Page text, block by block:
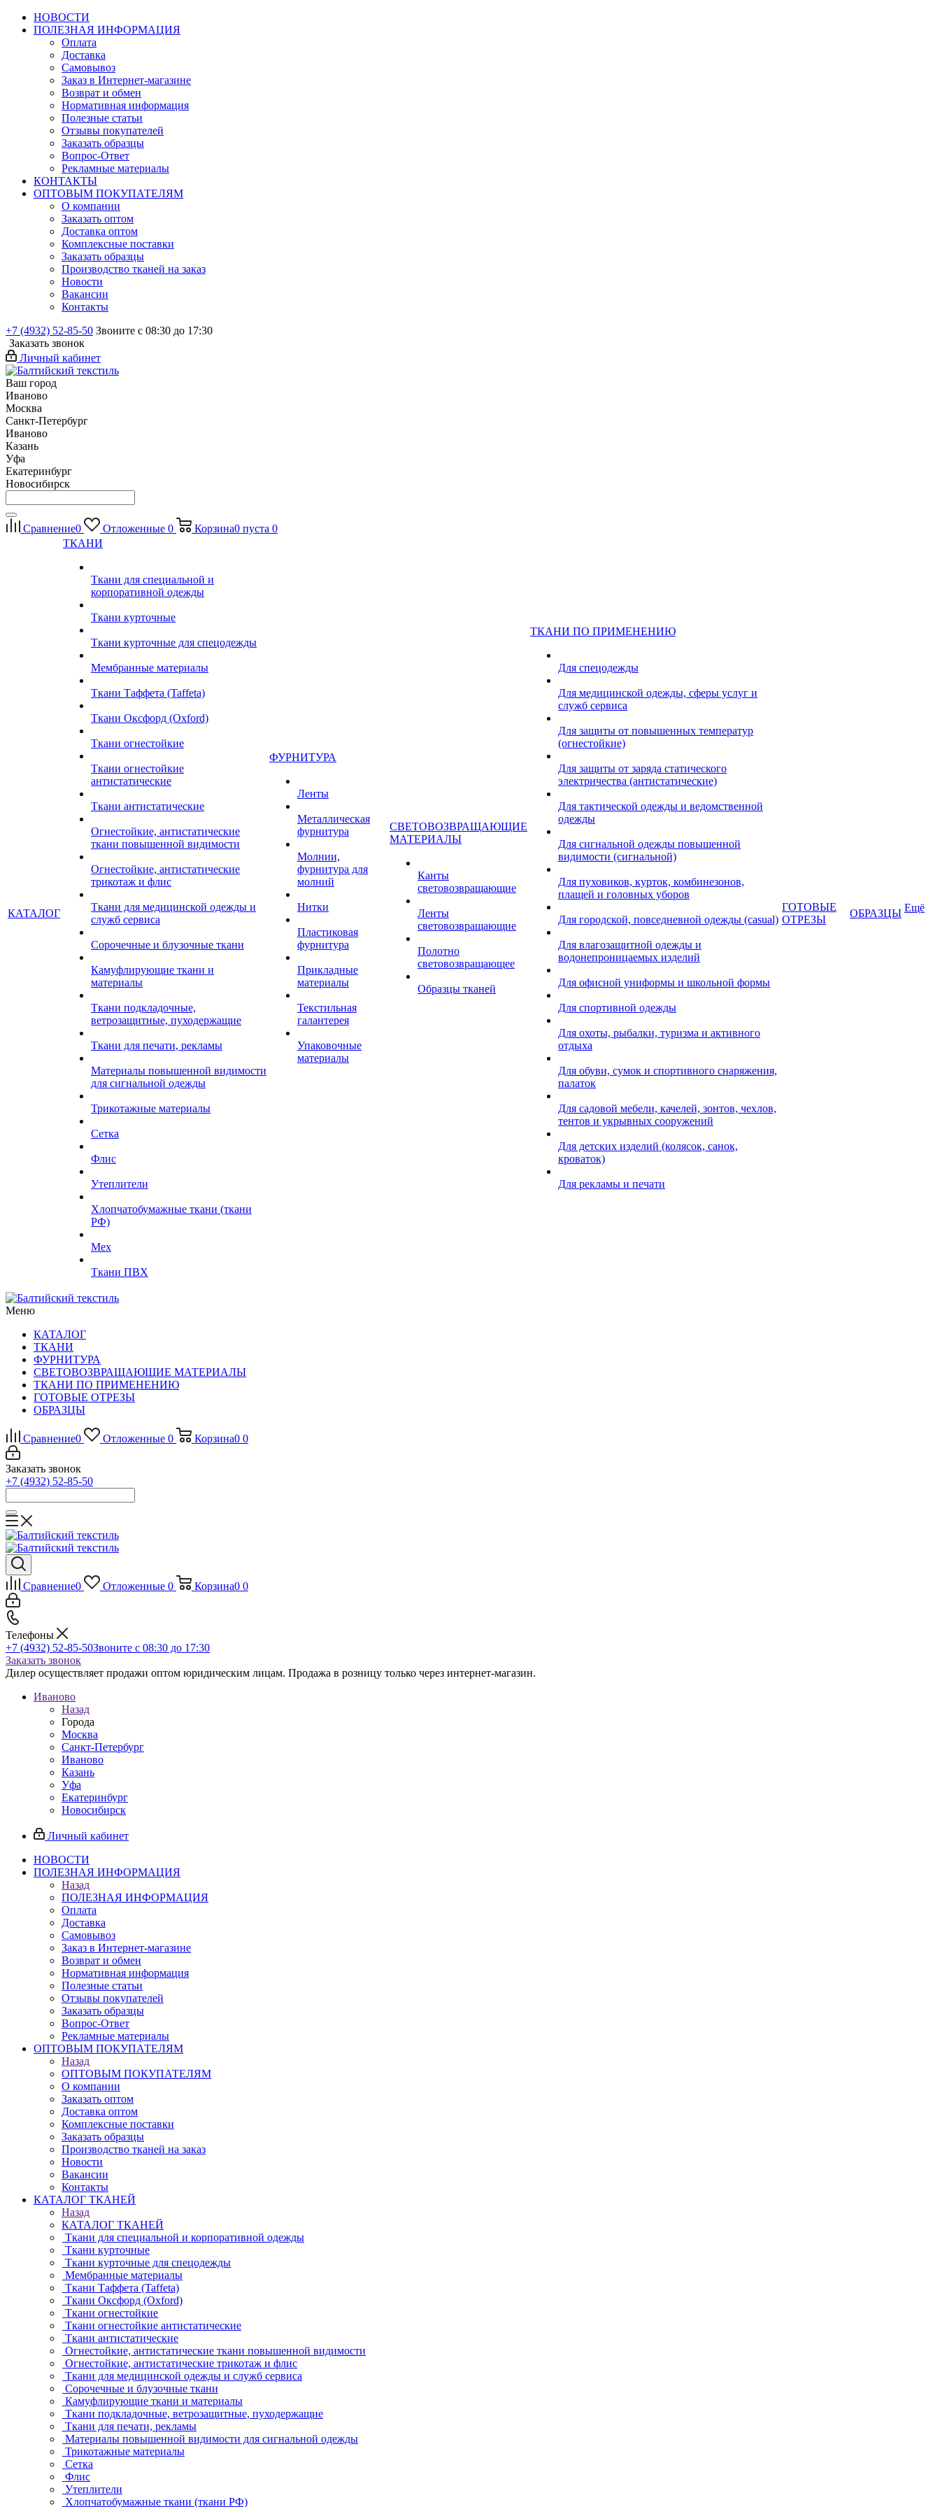
НОВОСТИ
ПОЛЕЗНАЯ ИНФОРМАЦИЯ
Оплата
Доставка
Самовывоз
Заказ в Интернет-магазине
Возврат и обмен
Нормативная информация
Полезные статьи
Отзывы покупателей
Заказать образцы
Вопрос-Ответ
Рекламные материалы
КОНТАКТЫ
ОПТОВЫМ ПОКУПАТЕЛЯМ
О компании
Заказать оптом
Доставка оптом
Комплексные поставки
Заказать образцы
Производство тканей на заказ
Новости
Вакансии
Контакты
+7 (4932) 52-85-50 Звоните с 08:30 до 17:30
Заказать звонок
Личный кабинет
Ваш город
Иваново
Москва
Санкт-Петербург
Иваново
Казань
Уфа
Екатеринбург
Новосибирск
Сравнение0 Отложенные 0 Корзина0 пуста 0
КАТАЛОГ
ТКАНИ
Ткани для специальной и
корпоративной одежды
Ткани курточные
Ткани курточные для спецодежды
Мембранные материалы
Ткани Таффета (Taffeta)
Ткани Оксфорд (Oxford)
Ткани огнестойкие
Ткани огнестойкие
антистатические
Ткани антистатические
Огнестойкие, антистатические
ткани повышенной видимости
Огнестойкие, антистатические
трикотаж и флис
Ткани для медицинской одежды и
служб сервиса
Сорочечные и блузочные ткани
Камуфлирующие ткани и
материалы
Ткани подкладочные,
ветрозащитные, пуходержащие
Ткани для печати, рекламы
Материалы повышенной видимости
для сигнальной одежды
Трикотажные материалы
Сетка
Флис
Утеплители
Хлопчатобумажные ткани (ткани
РФ)
Мех
Ткани ПВХ
ФУРНИТУРА
Ленты
Металлическая
фурнитура
Молнии,
фурнитура для
молний
Нитки
Пластиковая
фурнитура
Прикладные
материалы
Текстильная
галантерея
Упаковочные
материалы
СВЕТОВОЗВРАЩАЮЩИЕ
МАТЕРИАЛЫ
Канты
световозвращающие
Ленты
световозвращающие
Полотно
световозвращающее
Образцы тканей
ТКАНИ ПО ПРИМЕНЕНИЮ
Для спецодежды
Для медицинской одежды, сферы услуг и
служб сервиса
Для защиты от повышенных температур
(огнестойкие)
Для защиты от заряда статического
электричества (антистатические)
Для тактической одежды и ведомственной
одежды
Для сигнальной одежды повышенной
видимости (сигнальной)
Для пуховиков, курток, комбинезонов,
плащей и головных уборов
Для городской, повседневной одежды (casual)
Для влагозащитной одежды и
водонепроницаемых изделий
Для офисной униформы и школьной формы
Для спортивной одежды
Для охоты, рыбалки, туризма и активного
отдыха
Для обуви, сумок и спортивного снаряжения,
палаток
Для садовой мебели, качелей, зонтов, чехлов,
тентов и укрывных сооружений
Для детских изделий (колясок, санок,
кроваток)
Для рекламы и печати
ГОТОВЫЕ
ОТРЕЗЫ
ОБРАЗЦЫ Ещё
Меню
КАТАЛОГ
ТКАНИ
ФУРНИТУРА
СВЕТОВОЗВРАЩАЮЩИЕ МАТЕРИАЛЫ
ТКАНИ ПО ПРИМЕНЕНИЮ
ГОТОВЫЕ ОТРЕЗЫ
ОБРАЗЦЫ
Сравнение0 Отложенные 0 Корзина0 0
Заказать звонок
+7 (4932) 52-85-50
Сравнение0 Отложенные 0 Корзина0 0
Телефоны
+7 (4932) 52-85-50Звоните с 08:30 до 17:30
Заказать звонок
Дилер осуществляет продажи оптом юридическим лицам. Продажа в розницу только через интернет-магазин.
Иваново
Назад
Города
Москва
Санкт-Петербург
Иваново
Казань
Уфа
Екатеринбург
Новосибирск
Личный кабинет
НОВОСТИ
ПОЛЕЗНАЯ ИНФОРМАЦИЯ
Назад
ПОЛЕЗНАЯ ИНФОРМАЦИЯ
Оплата
Доставка
Самовывоз
Заказ в Интернет-магазине
Возврат и обмен
Нормативная информация
Полезные статьи
Отзывы покупателей
Заказать образцы
Вопрос-Ответ
Рекламные материалы
ОПТОВЫМ ПОКУПАТЕЛЯМ
Назад
ОПТОВЫМ ПОКУПАТЕЛЯМ
О компании
Заказать оптом
Доставка оптом
Комплексные поставки
Заказать образцы
Производство тканей на заказ
Новости
Вакансии
Контакты
КАТАЛОГ ТКАНЕЙ
Назад
КАТАЛОГ ТКАНЕЙ
Ткани для специальной и корпоративной одежды
Ткани курточные
Ткани курточные для спецодежды
Мембранные материалы
Ткани Таффета (Taffeta)
Ткани Оксфорд (Oxford)
Ткани огнестойкие
Ткани огнестойкие антистатические
Ткани антистатические
Огнестойкие, антистатические ткани повышенной видимости
Огнестойкие, антистатические трикотаж и флис
Ткани для медицинской одежды и служб сервиса
Сорочечные и блузочные ткани
Камуфлирующие ткани и материалы
Ткани подкладочные, ветрозащитные, пуходержащие
Ткани для печати, рекламы
Материалы повышенной видимости для сигнальной одежды
Трикотажные материалы
Сетка
Флис
Утеплители
Хлопчатобумажные ткани (ткани РФ)